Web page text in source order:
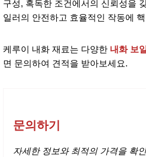
구성, 혹독한 조건에서의 신뢰성을
일러의 안전하고 효율적인 작동에
케루이 내화 재료는 다양한 내화 보
면 문의하여 견적을 받아보세요.
문의하기
자세한 정보와 최적의 가격을 확